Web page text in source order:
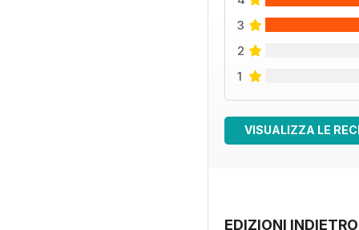
3
2
1
VISUALIZZA LE
EDIZIONI INDIETRO